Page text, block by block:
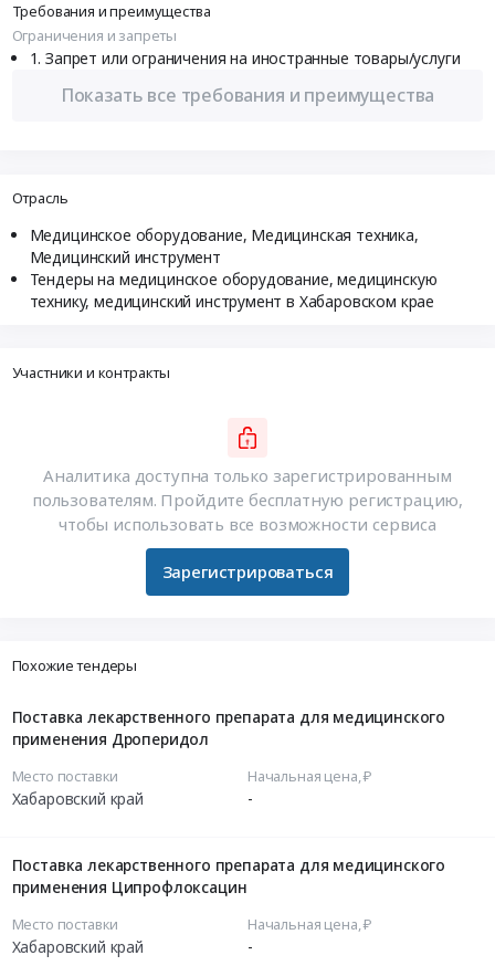
Требования и преимущества
Ограничения и запреты
Запрет или ограничения на иностранные товары/услуги
Показать все требования и преимущества
Отрасль
Медицинское оборудование, Медицинская техника,
Медицинский инструмент
Тендеры на медицинское оборудование, медицинскую
технику, медицинский инструмент в Хабаровском крае
Участники и контракты
Аналитика доступна только зарегистрированным
пользователям. Пройдите бесплатную регистрацию,
чтобы использовать все возможности сервиса
Зарегистрироваться
Похожие тендеры
Поставка лекарственного препарата для медицинского
применения Дроперидол
Место поставки
Хабаровский край
Начальная цена, ₽
-
Поставка лекарственного препарата для медицинского
применения Ципрофлоксацин
Место поставки
Хабаровский край
Начальная цена, ₽
-